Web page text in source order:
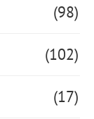
(98)
(102)
(17)